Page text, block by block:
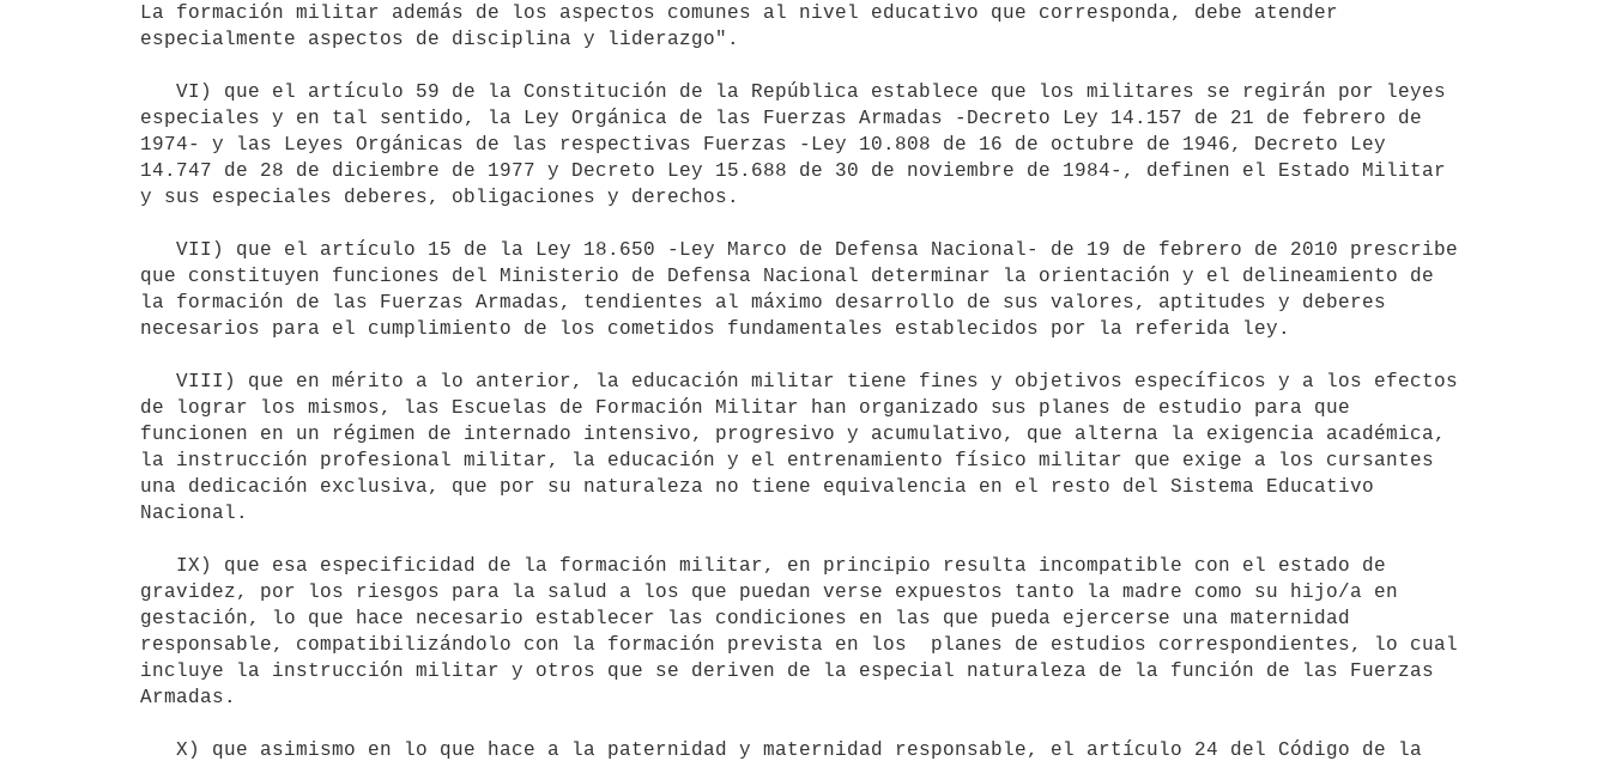
La formación militar además de los aspectos comunes al nivel educativo que corresponda, debe atender
especialmente aspectos de disciplina y liderazgo".
especiales y en tal sentido, la Ley Orgánica de las Fuerzas Armadas -Decreto Ley 14.157 de 21 de febrero de
1974- y las Leyes Orgánicas de las respectivas Fuerzas -Ley 10.808 de 16 de octubre de 1946, Decreto Ley
14.747 de 28 de diciembre de 1977 y Decreto Ley 15.688 de 30 de noviembre de 1984-, definen el Estado Militar
y sus especiales deberes, obligaciones y derechos.
que constituyen funciones del Ministerio de Defensa Nacional determinar la orientación y el delineamiento de
la formación de las Fuerzas Armadas, tendientes al máximo desarrollo de sus valores, aptitudes y deberes
necesarios para el cumplimiento de los cometidos fundamentales establecidos por la referida ley.
de lograr los mismos, las Escuelas de Formación Militar han organizado sus planes de estudio para que
funcionen en un régimen de internado intensivo, progresivo y acumulativo, que alterna la exigencia académica,
la instrucción profesional militar, la educación y el entrenamiento físico militar que exige a los cursantes
una dedicación exclusiva, que por su naturaleza no tiene equivalencia en el resto del Sistema Educativo
Nacional.
gravidez, por los riesgos para la salud a los que puedan verse expuestos tanto la madre como su hijo/a en
gestación, lo que hace necesario establecer las condiciones en las que pueda ejercerse una maternidad
responsable, compatibilizándolo con la formación prevista en los  planes de estudios correspondientes, lo cual
incluye la instrucción militar y otros que se deriven de la especial naturaleza de la función de las Fuerzas
Armadas.